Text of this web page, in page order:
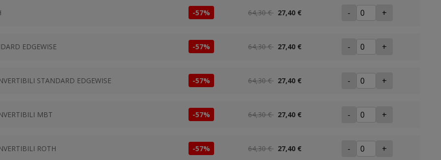
-57% 64,30 € 27,40 € - +
EDGEWISE -57% 64,30 € 27,40 € - +
STANDARD EDGEWISE -57% 64,30 € 27,40 € - +
MBT -57% 64,30 € 27,40 € - +
ROTH -57% 64,30 € 27,40 € - +